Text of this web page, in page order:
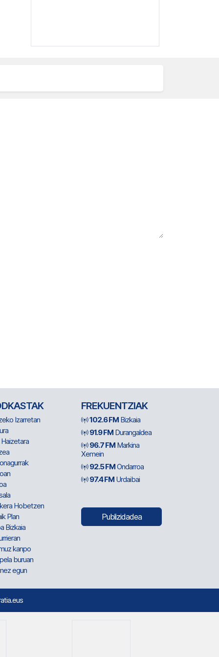
Izarretan
Hobetzen
Plan
Bizkaia
kanpo
buruan
egun
FREKUENTZIAK
102.6 FM Bizkaia
91.9 FM Durangaldea
96.7 FM Markina
Xemein
92.5 FMOndarroa
97.4 FM Urdaibai
Publizidadea